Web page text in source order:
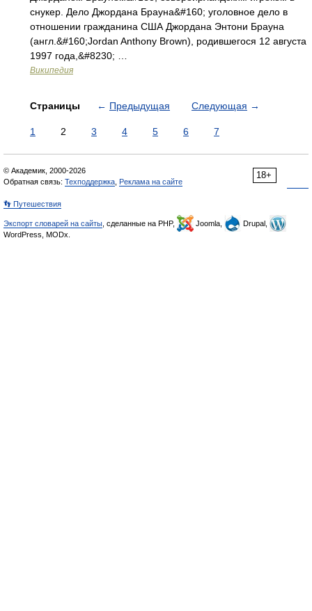
снукер. Дело Джордана Брауна&#160; уголовное дело в
отношении гражданина США Джордана Энтони Брауна
(англ.&#160;Jordan Anthony Brown), родившегося 12 августа
1997 года,&#8230; …
Википедия
Страницы ← Предыдущая Следующая →
1 2 3 4 5 6 7
18+
© Академик, 2000-2026
Обратная связь: Техподдержка Реклама на сайте
👣 Путешествия
Экспорт словарей на сайты , сделанные на PHP, Joomla,
Drupal,
WordPress, MODx.